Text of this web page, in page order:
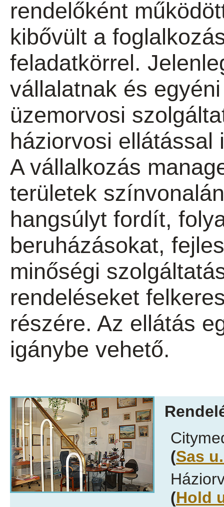
rendelőként
kibővült a
feladatkörrel.
vállalatnak és
üzemorvosi
háziorvosi ellátással
A vállalkozás
területek
hangsúlyt fordít,
beruházásokat,
minőségi
rendeléseket
részére. Az ellátás
igánybe vehető.
(Sas
(Hold